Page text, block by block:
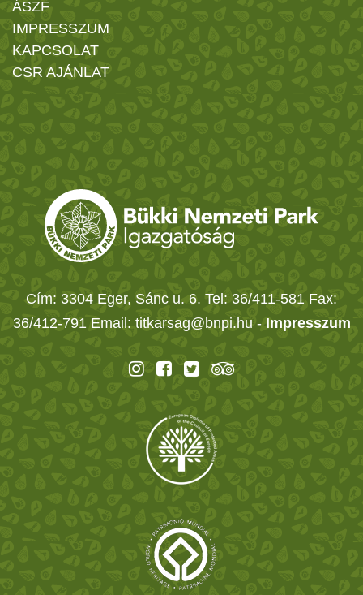
ÁSZF
IMPRESSZUM
KAPCSOLAT
CSR AJÁNLAT
Cím: 3304 Eger, Sánc u. 6. Tel: 36/411-581 Fax:
36/412-791 Email: titkarsag@bnpi.hu - Impresszum